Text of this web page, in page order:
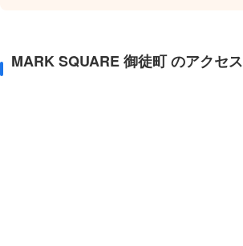
MARK SQUARE 御徒町 のアクセス